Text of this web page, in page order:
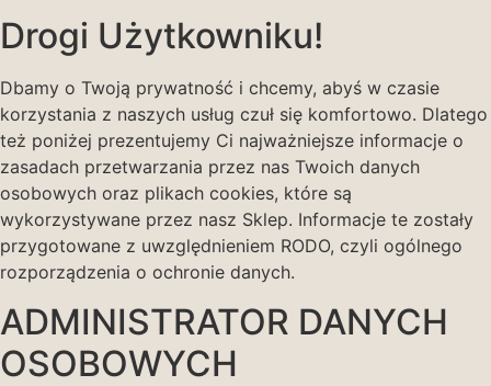
Drogi Użytkowniku!
Dbamy o Twoją prywatność i chcemy, abyś w czasie
korzystania z naszych usług czuł się komfortowo. Dlatego
też poniżej prezentujemy Ci najważniejsze informacje o
zasadach przetwarzania przez nas Twoich danych
osobowych oraz plikach cookies, które są
wykorzystywane przez nasz Sklep. Informacje te zostały
przygotowane z uwzględnieniem RODO, czyli ogólnego
rozporządzenia o ochronie danych.
ADMINISTRATOR DANYCH
OSOBOWYCH